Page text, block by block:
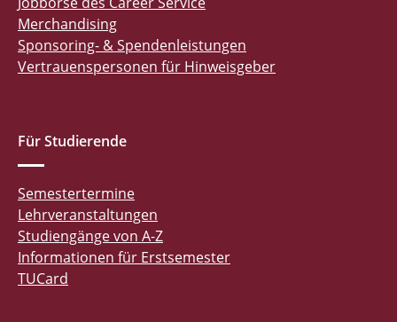
Merchandising
Sponsoring- & Spendenleistungen
Vertrauenspersonen für Hinweisgeber
Für Studierende
Semestertermine
Lehrveranstaltungen
Studiengänge von A-Z
Informationen für Erstsemester
TUCard